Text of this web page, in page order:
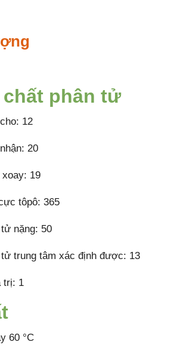
phân tử
12
20
19
tôpô: 365
nặng: 50
trung tâm xác định được: 13
trị: 1
60 °C